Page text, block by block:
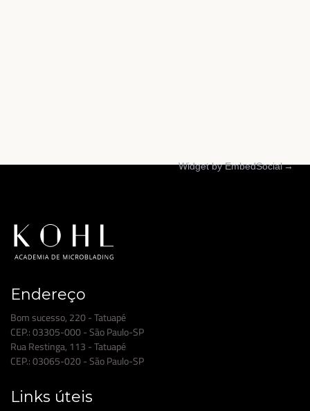
Widget by EmbedSocial→
Endereço
Bom sucesso, 220 - Tatuapé
CEP.: 03305-000 - São Paulo-SP
Rua Restinga, 113 - Tatuapé
CEP.: 03065-020 - São Paulo-SP
Links úteis